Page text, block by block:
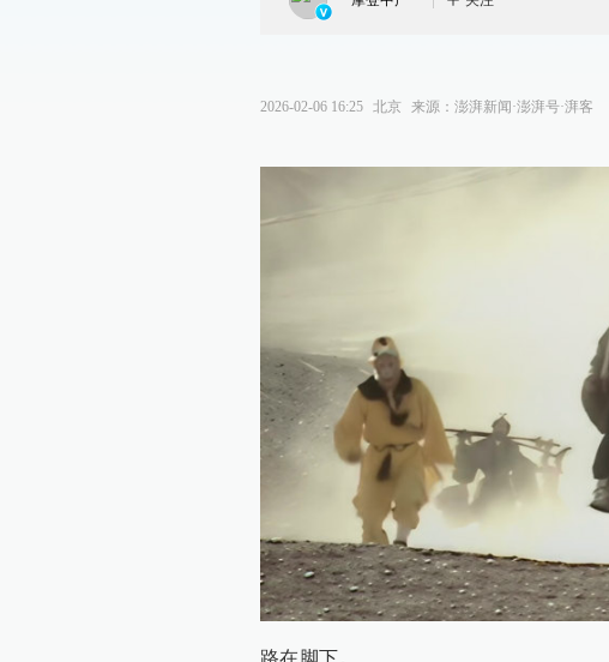
2026-02-06 16:25 北京 来源： 澎湃新闻·澎湃号·湃客
路在脚下。